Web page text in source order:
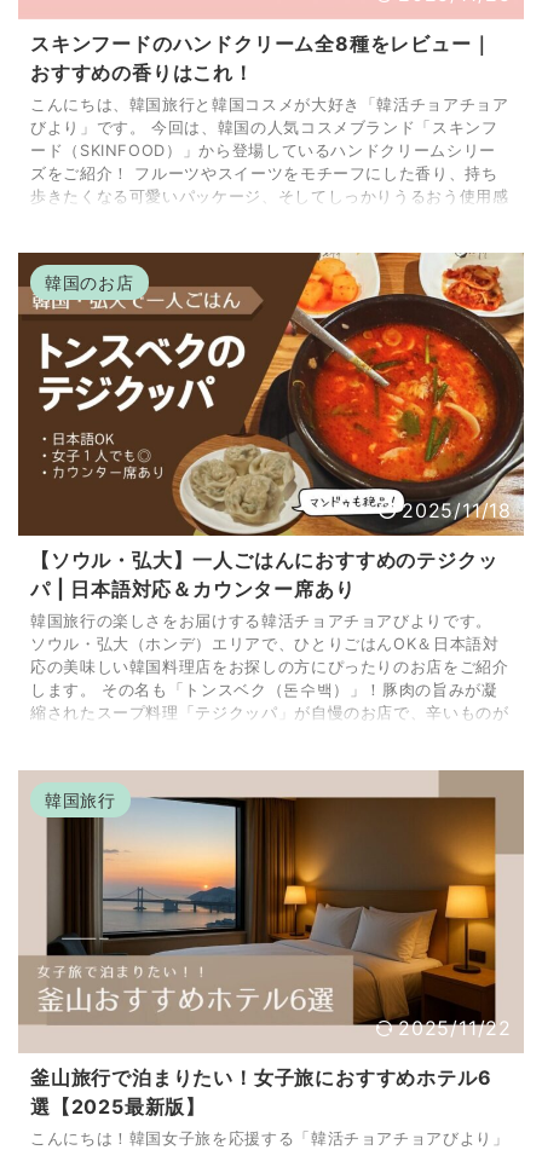
スキンフードのハンドクリーム全8種をレビュー｜
おすすめの香りはこれ！
こんにちは、韓国旅行と韓国コスメが大好き「韓活チョアチョア
びより」です。 今回は、韓国の人気コスメブランド「スキンフ
ード（SKINFOOD）」から登場しているハンドクリームシリー
ズをご紹介！ フルーツやスイーツをモチーフにした香り、持ち
歩きたくなる可愛いパッケージ、そしてしっかりうるおう使用感
で徹底紹介！ 実際に使ってみたリアルな感想をもとに、お気に
入りの香り選びの参考になる内容をお届けし ...
韓国のお店
2025/11/18
【ソウル・弘大】一人ごはんにおすすめのテジクッ
パ | 日本語対応＆カウンター席あり
韓国旅行の楽しさをお届けする韓活チョアチョアびよりです。
ソウル・弘大（ホンデ）エリアで、ひとりごはんOK＆日本語対
応の美味しい韓国料理店をお探しの方にぴったりのお店をご紹介
します。 その名も「トンスベク（돈수백）」！豚肉の旨みが凝
縮されたスープ料理「テジクッパ」が自慢のお店で、辛いものが
弘大の人気グルメスポット「トンスベク」とは？ 韓国・釜山名
物の「デジクッパ」を味わえるチェーン店「トン ...
韓国旅行
2025/11/22
釜山旅行で泊まりたい！女子旅におすすめホテル6
選【2025最新版】
こんにちは！韓国女子旅を応援する「韓活チョアチョアびより」